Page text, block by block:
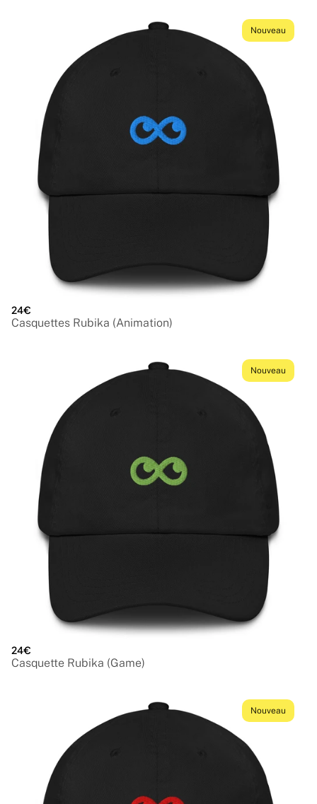
Nouveau
24€
Casquettes Rubika (Animation)
Nouveau
24€
Casquette Rubika (Game)
Nouveau